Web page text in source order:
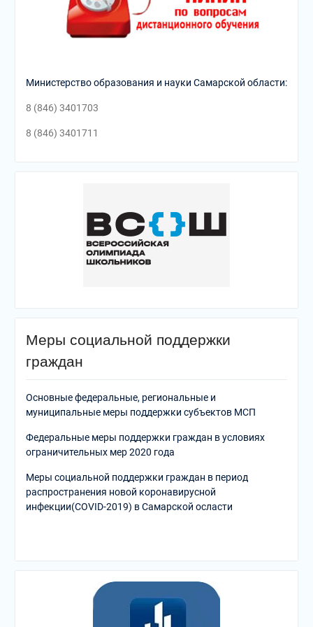
Министерство образования и науки Самарской области:
8 (846) 3401703
8 (846) 3401711
Меры социальной поддержки
граждан
Основные федеральные, региональные и
муниципальные меры поддержки субъектов МСП
Федеральные меры поддержки граждан в условиях
ограничительных мер 2020 года
Меры социальной поддержки граждан в период
распространения новой коронавирусной
инфекции(COVID-2019) в Самарской осласти